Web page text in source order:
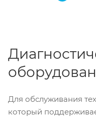
Для обслуживания
который